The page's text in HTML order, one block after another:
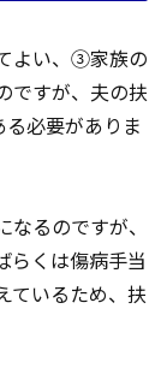
よい、③家族の
ですが、夫の扶
必要がありま
るのですが、
らくは傷病手当
ているため、扶